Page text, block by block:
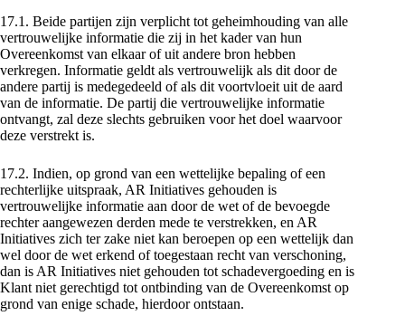
17.1. Beide partijen zijn verplicht tot geheimhouding van alle
vertrouwelijke informatie die zij in het kader van hun
Overeenkomst van elkaar of uit andere bron hebben
verkregen. Informatie geldt als vertrouwelijk als dit door de
andere partij is medegedeeld of als dit voortvloeit uit de aard
van de informatie. De partij die vertrouwelijke informatie
ontvangt, zal deze slechts gebruiken voor het doel waarvoor
deze verstrekt is.
17.2. Indien, op grond van een wettelijke bepaling of een
rechterlijke uitspraak, AR Initiatives gehouden is
vertrouwelijke informatie aan door de wet of de bevoegde
rechter aangewezen derden mede te verstrekken, en AR
Initiatives zich ter zake niet kan beroepen op een wettelijk dan
wel door de wet erkend of toegestaan recht van verschoning,
dan is AR Initiatives niet gehouden tot schadevergoeding en is
Klant niet gerechtigd tot ontbinding van de Overeenkomst op
grond van enige schade, hierdoor ontstaan.